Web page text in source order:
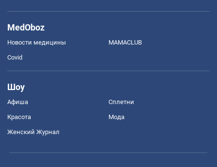
MedOboz
Новости медицины MAMACLUB
Covid
Шоу
Афиша Сплетни
Красота Мода
Женский Журнал